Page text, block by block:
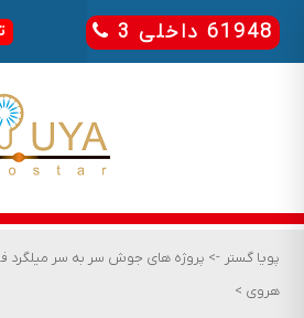
61948 داخلی 3
پویا گستر -> پروژه های جوش سر به سر میلگرد
هروی >